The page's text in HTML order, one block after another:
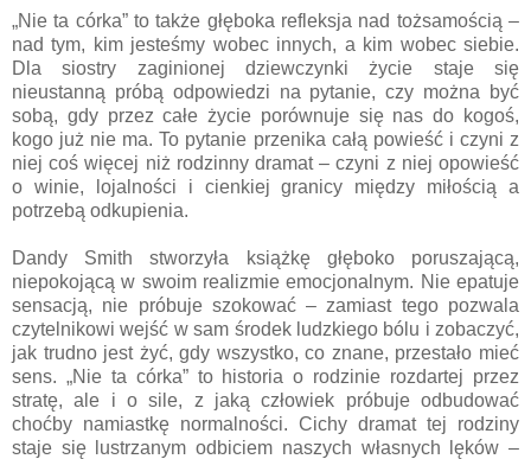
„Nie ta córka” to także głęboka refleksja nad tożsamością –
nad tym, kim jesteśmy wobec innych, a kim wobec siebie.
Dla siostry zaginionej dziewczynki życie staje się
nieustanną próbą odpowiedzi na pytanie, czy można być
sobą, gdy przez całe życie porównuje się nas do kogoś,
kogo już nie ma. To pytanie przenika całą powieść i czyni z
niej coś więcej niż rodzinny dramat – czyni z niej opowieść
o winie, lojalności i cienkiej granicy między miłością a
potrzebą odkupienia.
Dandy Smith stworzyła książkę głęboko poruszającą,
niepokojącą w swoim realizmie emocjonalnym. Nie epatuje
sensacją, nie próbuje szokować – zamiast tego pozwala
czytelnikowi wejść w sam środek ludzkiego bólu i zobaczyć,
jak trudno jest żyć, gdy wszystko, co znane, przestało mieć
sens. „Nie ta córka” to historia o rodzinie rozdartej przez
stratę, ale i o sile, z jaką człowiek próbuje odbudować
choćby namiastkę normalności. Cichy dramat tej rodziny
staje się lustrzanym odbiciem naszych własnych lęków –